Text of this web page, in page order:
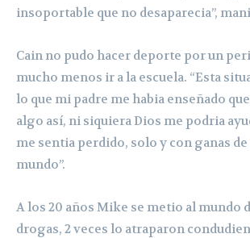
insoportable que no desaparecia”,
Cain no pudo hacer deporte por un
mucho menos ir a la escuela. “Esta
lo que mi padre me habia enseñado
algo así, ni siquiera Dios me podria
me sentia perdido, solo y con ganas
mundo”.
A los 20 años Mike se metio al mundo
drogas, 2 veces lo atraparon